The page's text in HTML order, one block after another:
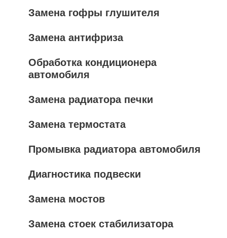
Замена гофры глушителя
Замена антифриза
Обработка кондиционера
автомобиля
Замена радиатора печки
Замена термостата
Промывка радиатора автомобиля
Диагностика подвески
Замена мостов
Замена стоек стабилизатора